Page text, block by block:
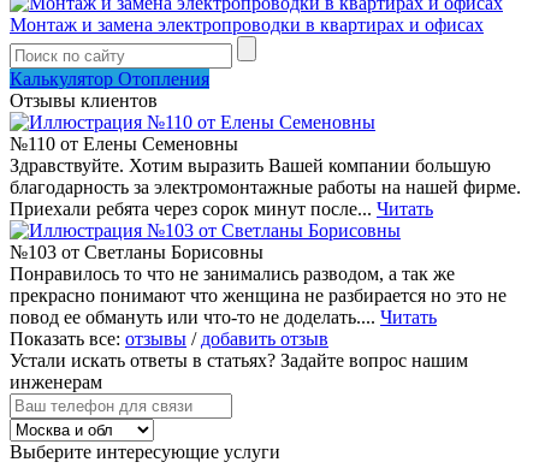
Монтаж и замена электропроводки в квартирах и офисах
Калькулятор Отопления
Отзывы клиентов
№110 от Елены Семеновны
Здравствуйте. Хотим выразить Вашей компании большую
благодарность за электромонтажные работы на нашей фирме.
Приехали ребята через сорок минут после... Читать
№103 от Светланы Борисовны
Понравилось то что не занимались разводом, а так же
прекрасно понимают что женщина не разбирается но это не
повод ее обмануть или что-то не доделать.... Читать
Показать все: отзывы / добавить отзыв
Устали искать ответы в статьях? Задайте вопрос нашим
инженерам
Выберите интересующие услуги